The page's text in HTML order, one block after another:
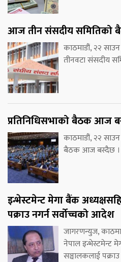
आज तीन संसदीय समितिको
काठमाडौं, २२
तीनवटा संसदीय
प्रतिनिधिसभाको बैठक आज
काठमाडौं, २२
बैठक आज बस्दैछ ।
इन्भेस्टमेन्ट मेगा बैंक
पक्राउ नगर्न सर्वोच्चको आदेश
जागरणन्युज,
नेपाल इन्भेस्टमेन्ट
सञ्चालकलाई पक्राउ